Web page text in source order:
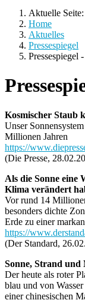
Aktuelle Seite:
Home
Aktuelles
Pressespiegel
Pressespiegel
Kosmischer Staub
Unser
Millionen Jahren
https://
(Die Presse,
Als die Sonne eine
Klima verändert
Vor rund 14
besonders dichte
Erde zu einer
https://
(Der Standard,
Sonne, Strand und
Der heute als roter
blau und von
einer chinesischen